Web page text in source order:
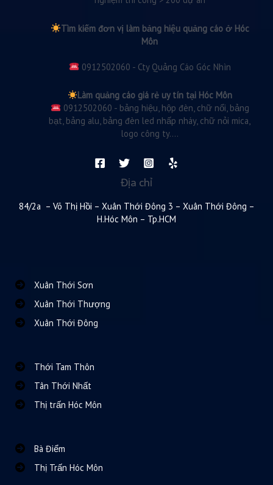
Tìm kiếm đơn vị làm bảng hiệu quảng cáo ở Hóc
Môn
0912502060 - Cty Quảng Cáo Góc Nhìn
Làm quảng cáo giá rẻ uy tín tại Hóc Môn
0912502060 - bảng hiệu, hộp đèn, chữ nổi, bảng
bạt, bảng alu, bảng đèn led nhấp nháy, chữ nỏi mica,
logo công ty....
Địa chỉ
84/2a – Võ Thị Hồi – Xuân Thới Đông 3 – Xuân Thới Đông –
H.Hóc Môn – Tp.HCM
Xuân Thới Sơn
Xuân Thới Thượng
Xuân Thới Đông
Thới Tam Thôn
Tân Thới Nhất
Thị trấn Hóc Môn
Bà Điểm
Thị Trấn Hóc Môn